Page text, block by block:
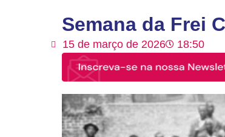
Semana da Frei
15 de março de 2026 18:50